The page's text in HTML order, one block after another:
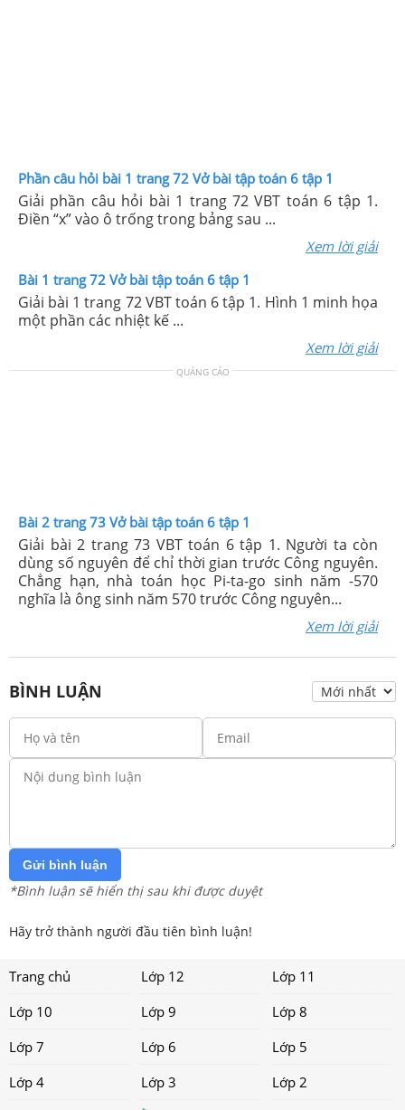
Phần câu hỏi bài 1 trang 72 Vở bài tập toán 6 tập 1
Giải phần câu hỏi bài 1 trang 72 VBT toán 6 tập 1.
Điền “x” vào ô trống trong bảng sau ...
Xem lời giải
Bài 1 trang 72 Vở bài tập toán 6 tập 1
Giải bài 1 trang 72 VBT toán 6 tập 1. Hình 1 minh họa
một phần các nhiệt kế ...
Xem lời giải
QUẢNG CÁO
Bài 2 trang 73 Vở bài tập toán 6 tập 1
Giải bài 2 trang 73 VBT toán 6 tập 1. Người ta còn
dùng số nguyên để chỉ thời gian trước Công nguyên.
Chẳng hạn, nhà toán học Pi-ta-go sinh năm -570
nghĩa là ông sinh năm 570 trước Công nguyên...
Xem lời giải
BÌNH LUẬN
Gửi bình luận
*Bình luận sẽ hiển thị sau khi được duyệt
Hãy trở thành người đầu tiên bình luận!
Trang chủ Lớp 12
Lớp 11
Lớp 10
Lớp 9
Lớp 8
Lớp 7
Lớp 6
Lớp 5
Lớp 4
Lớp 3
Lớp 2